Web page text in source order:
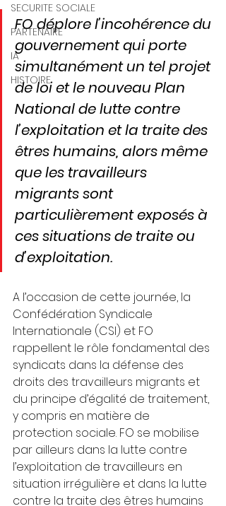
SECURITE SOCIALE
PARTENAIRE
IA
HISTOIRE
FO déplore l’incohérence du
gouvernement qui porte
simultanément un tel projet
de loi et le nouveau Plan
National de lutte contre
l’exploitation et la traite des
êtres humains, alors même
que les travailleurs
migrants sont
particulièrement exposés à
ces situations de traite ou
d’exploitation.
A l’occasion de cette journée, la
Confédération Syndicale
Internationale (CSI) et FO
rappellent le rôle fondamental des
syndicats dans la défense des
droits des travailleurs migrants et
du principe d’égalité de traitement,
y compris en matière de
protection sociale. FO se mobilise
par ailleurs dans la lutte contre
l’exploitation de travailleurs en
situation irrégulière et dans la lutte
contre la traite des êtres humains